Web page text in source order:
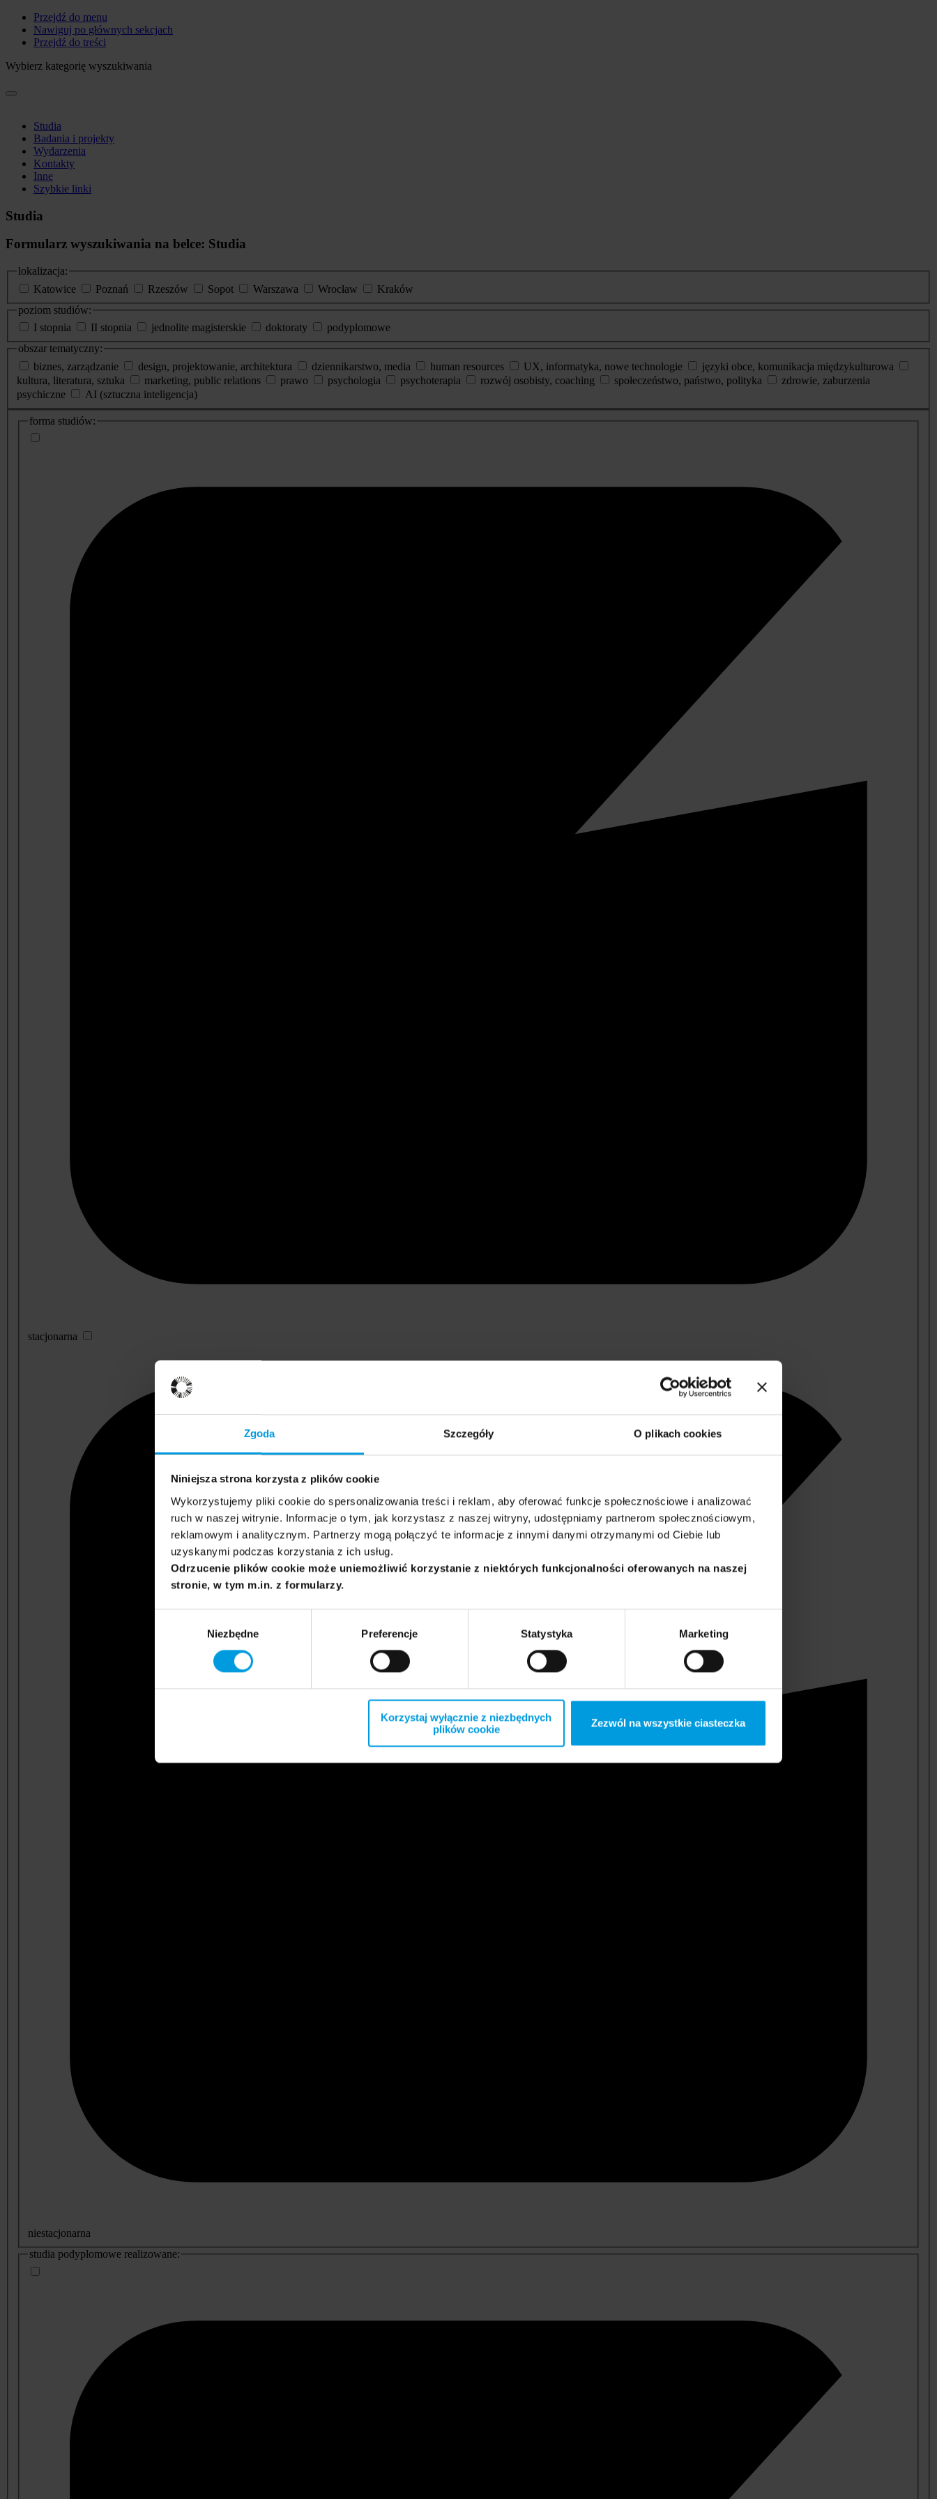
Zgoda Szczegóły O plikach cookies
Niniejsza strona korzysta z plików cookie
Wykorzystujemy pliki cookie do spersonalizowania treści i reklam, aby oferować funkcje społecznościowe i analizować
ruch w naszej witrynie. Informacje o tym, jak korzystasz z naszej witryny, udostępniamy partnerom społecznościowym,
reklamowym i analitycznym. Partnerzy mogą połączyć te informacje z innymi danymi otrzymanymi od Ciebie lub
uzyskanymi podczas korzystania z ich usług.
Odrzucenie plików cookie może uniemożliwić korzystanie z niektórych funkcjonalności oferowanych na naszej
stronie, w tym m.in. z formularzy.
Niezbędne Preferencje Statystyka Marketing
Korzystaj wyłącznie z niezbędnych
plików cookie
Zezwól na wszystkie ciasteczka
Przejdź do menu
Nawiguj po głównych sekcjach
Przejdź do treści
Wybierz kategorię wyszukiwania
Studia
Badania i projekty
Wydarzenia
Kontakty
Inne
Szybkie linki
Studia
Formularz wyszukiwania na belce: Studia
lokalizacja:
Katowice
Poznań Rzeszów Sopot Warszawa Wrocław
Kraków
poziom studiów:
I stopnia
II stopnia jednolite magisterskie doktoraty
podyplomowe
obszar tematyczny:
biznes, zarządzanie
design, projektowanie, architektura dziennikarstwo, media human resources UX, informatyka, nowe technologie
języki obce, komunikacja międzykulturowa
kultura, literatura, sztuka
marketing, public relations prawo psychologia psychoterapia rozwój osobisty, coaching społeczeństwo, państwo, polityka
zdrowie, zaburzenia
psychiczne
AI (sztuczna inteligencja)
dodatkowe
informacje
forma studiów:
stacjonarna
niestacjonarna
studia podyplomowe realizowane: